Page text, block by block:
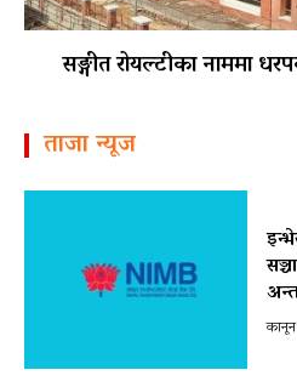
सङ्गीत रोयल्टीका नाममा
ताजा न्यूज